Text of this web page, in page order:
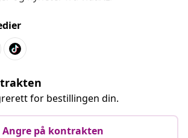
for bestillingen din.
Angre på kontrakten